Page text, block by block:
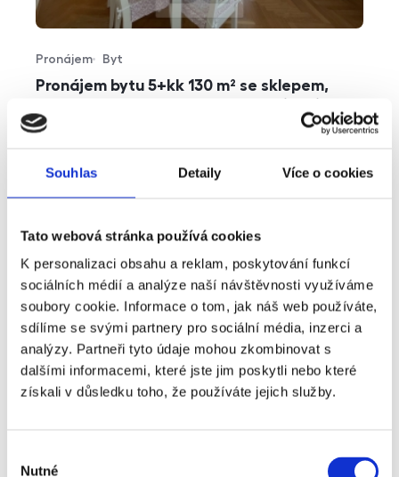
Souhlas Detaily Více o cookies
Tato webová stránka používá cookies
K personalizaci obsahu a reklam, poskytování funkcí
sociálních médií a analýze naší návštěvnosti využíváme
soubory cookie. Informace o tom, jak náš web používáte,
sdílíme se svými partnery pro sociální média, inzerci a
analýzy. Partneři tyto údaje mohou zkombinovat s
dalšími informacemi, které jste jim poskytli nebo které
získali v důsledku toho, že používáte jejich služby.
Nutné
Pronájem bytu 5+kk 130 m² se sklepem,
Typ nabídky
Pronájem
Typ nemovitosti
Byt
funkce
parkování sklep výtah
cena
49 000 Kč